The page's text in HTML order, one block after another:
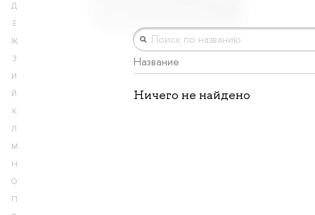
Д
Е
Ж
З
И
Й
К
Л
М
Н
О
П
Название
Ничего не найдено